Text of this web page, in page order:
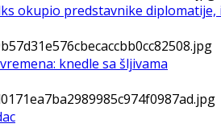
okupio predstavnike
knedle sa šljivama